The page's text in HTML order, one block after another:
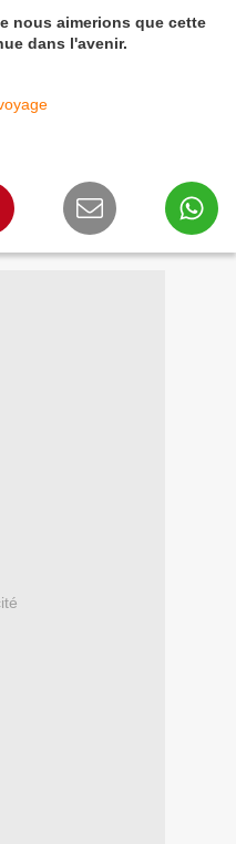
nous aimerions que cette
dans l'avenir.